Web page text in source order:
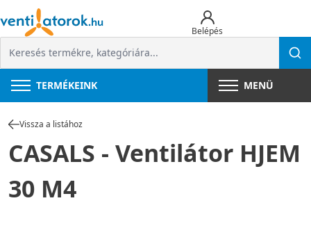
Belépés
TERMÉKEINK MENÜ
Vissza a listához
CASALS - Ventilátor HJEM
30 M4